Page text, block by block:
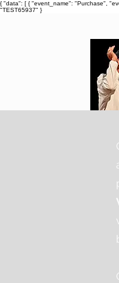
{ "data": [ { "event_name": "Purchase",
"TEST65937" }